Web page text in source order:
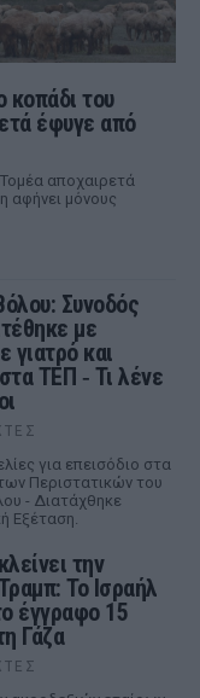
του
έφυγε από
αποχαιρετά
αφήνει μόνους
Συνοδός
με
γιατρό και
ΤΕΠ ‑ Τι λένε
για επεισόδιο στα
Περιστατικών του
- Διατάχθηκε
Εξέταση.
την
Το Ισραήλ
έγγραφο 15
Γάζα